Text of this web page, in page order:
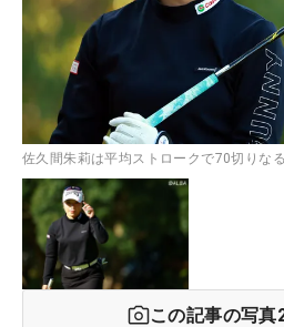
佐久間朱莉は平均ストロークで70切りな
この記事の写真